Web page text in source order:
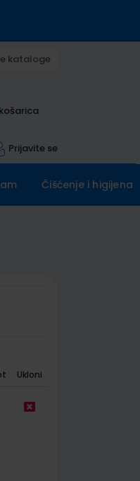
kataloge
Prijavite se
Čišćenje i higijena
Ukloni